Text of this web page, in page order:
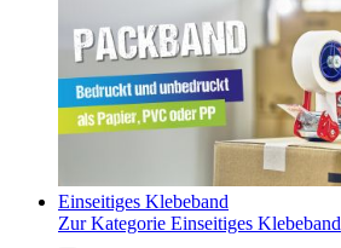
Einseitiges Klebeband
Zur Kategorie Einseitiges Klebeband